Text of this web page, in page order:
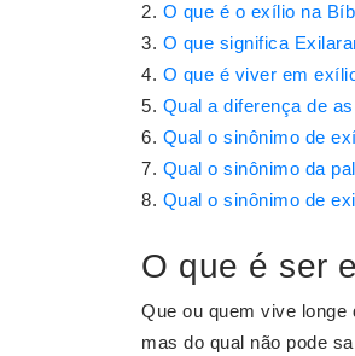
O que é o exílio na
O que significa
O que é viver em
Qual a diferença de
Qual o sinônimo de
Qual o sinônimo da
Qual o sinônimo de
O que é ser
Que ou quem vive longe
mas do qual não pode